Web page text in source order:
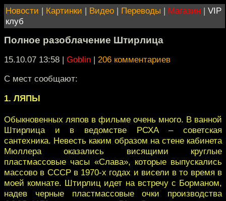
Новости | Картинки | Видео | Переводы | Магазин | VIP
клуб
Полное разоблачение Штирлица
15.10.07 13:58 | Goblin | 206 комментариев
С мест сообщают:
1. ЛЯПЫ
Обыкновенных ляпов в фильме очень много. В ванной
Штирлица и в ведомстве РСХА – советская
сантехника. Невесть каким образом на стене кабинета
Мюллера оказались висящими круглые
пластмассовые часы «Слава», которые выпускались
массово в СССР в 1970-х годах и висели в то время в
моей комнате. Штирлиц идет на встречу с Борманом,
надев черные пластмассовые очки производства